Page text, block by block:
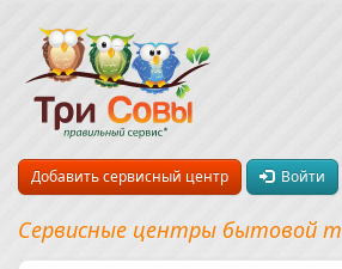
Добавить сервисный центр Войти
Сервисные центры бытовой